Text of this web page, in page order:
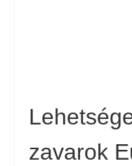
zavarok